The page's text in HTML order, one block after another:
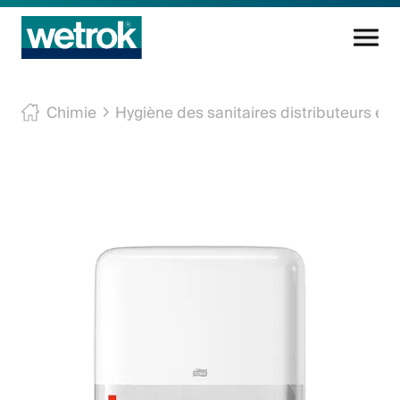
Produits
Connaissance
Entreprise
Chimie Hygiène des sanitaires distributeurs et